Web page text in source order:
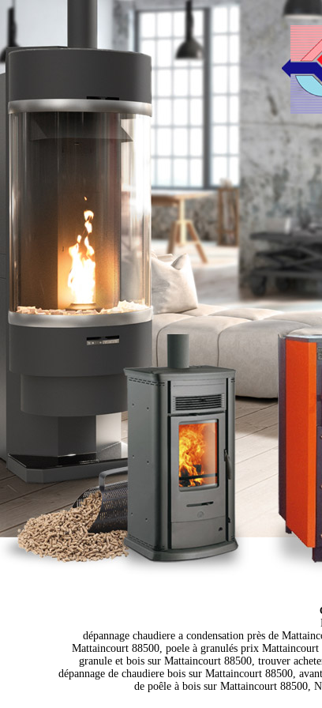
dépannage chaudiere a condensation près de
Mattaincourt 88500, poele à granulés prix
granule et bois sur Mattaincourt 88500, trouver
dépannage de chaudiere bois sur Mattaincourt 88500,
de poêle à bois sur Mattaincourt 88500,